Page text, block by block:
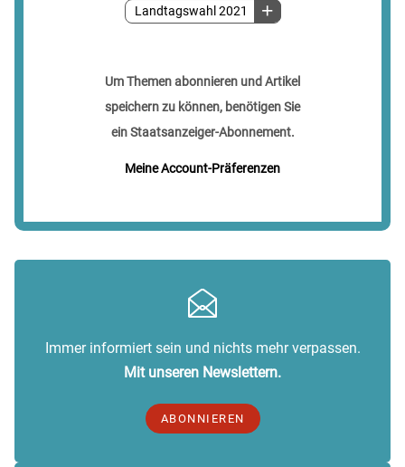
Landtagswahl 2021
Um Themen abonnieren und Artikel
speichern zu können, benötigen Sie
ein Staatsanzeiger-Abonnement.
Meine Account-Präferenzen
Immer informiert sein und nichts mehr verpassen.
Mit unseren Newslettern.
ABONNIEREN